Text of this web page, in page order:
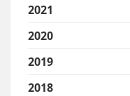
2021
2020
2019
2018